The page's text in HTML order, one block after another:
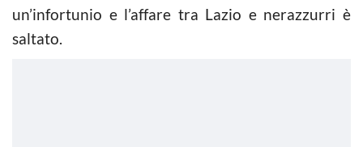
un’infortunio e l’affare tra Lazio e nerazzurri è
saltato.